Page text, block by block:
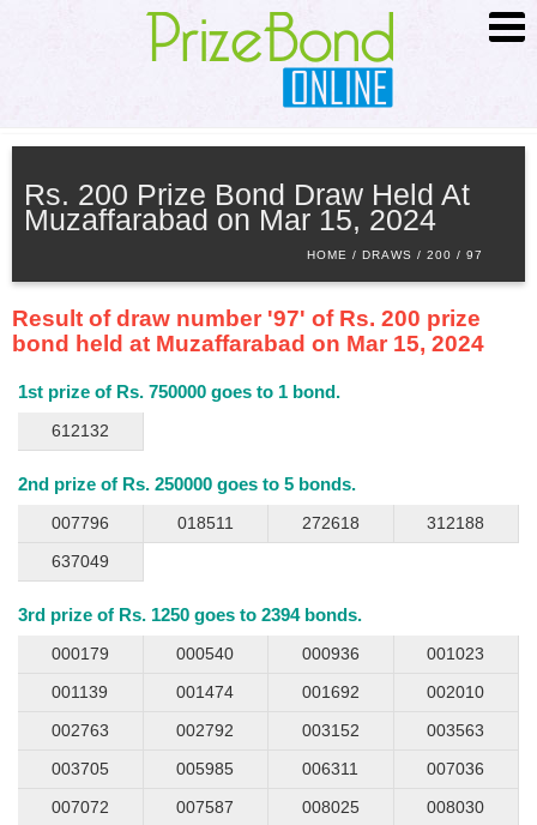
HOME
ABOUT
SCHEDULE
PRIZE INFO
Rs. 200 Prize Bond Draw Held At
Muzaffarabad on Mar 15, 2024
HOME DRAWS 200 97
Result of draw number '97' of Rs. 200 prize
bond held at Muzaffarabad on Mar 15, 2024
1st prize of Rs. 750000 goes to 1 bond.
612132
2nd prize of Rs. 250000 goes to 5 bonds.
007796 018511 272618
312188
637049
3rd prize of Rs. 1250 goes to 2394 bonds.
000179 000540 000936
001023
001139
001474 001692
002010
002763
002792 003152
003563
003705
005985 006311
007036
007072
007587 008025
008030